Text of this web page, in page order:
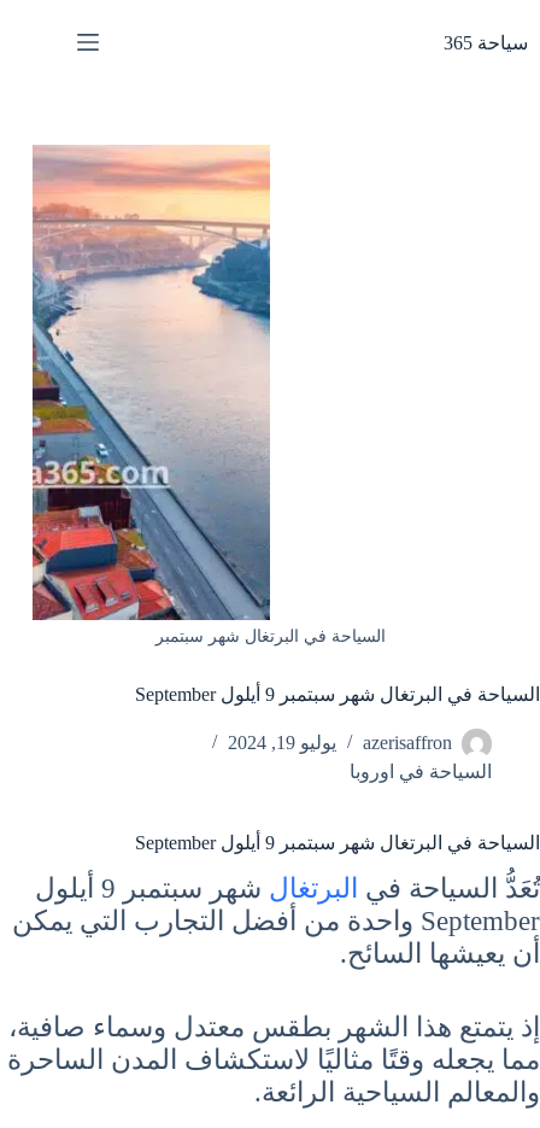
المحتوى
سياحة 365
السياحة في البرتغال شهر سبتمبر
السياحة في البرتغال شهر سبتمبر 9 أيلول September
azerisaffron
يوليو 19, 2024
السياحة في اوروبا
السياحة في البرتغال شهر سبتمبر 9 أيلول September
تُعَدُّ السياحة في البرتغال
شهر سبتمبر 9 أيلول
September واحدة من أفضل التجارب التي يمكن
أن يعيشها السائح.
إذ يتمتع هذا الشهر بطقس معتدل وسماء صافية،
مما يجعله وقتًا مثاليًا لاستكشاف المدن الساحرة
والمعالم السياحية الرائعة.